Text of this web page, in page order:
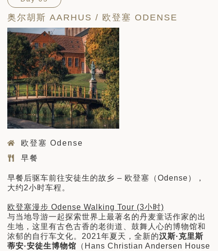
奥尔胡斯 AARHUS / 欧登塞 ODENSE
欧登塞 Odense
早餐
早餐后驱车前往安徒生的故乡 – 欧登塞（Odense），
大约2小时车程。
欧登塞漫步 Odense Walking Tour (3小时)
与当地导游一起探索世界上最著名的丹麦童话作家的出
生地，这里有古色古香的老街道、鼓舞人心的博物馆和
浓郁的自行车文化。2021年夏天，全新的汉斯·克里斯
蒂安·安徒生博物馆 （Hans Christian Andersen House